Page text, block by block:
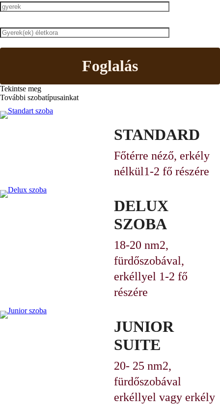
Foglalás
Tekintse meg
További szobatípusainkat
STANDARD
Főtérre néző, erkély
nélkül1-2 fő részére
DELUX
SZOBA
18-20 nm2,
fürdőszobával,
erkéllyel 1-2 fő
részére
JUNIOR
SUITE
20- 25 nm2,
fürdőszobával
erkéllyel vagy erkély